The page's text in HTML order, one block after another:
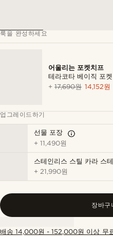
룩을 완성하세요
어울리는 포켓치프
테라코타 베이직 포
+17,690원 14,152원
업그레이드하기
선물 포장
+11,490원
스테인리스 스틸 카라 스
+ 21,990원
장바구
배송 14,000원 - 152,000원 이상 무